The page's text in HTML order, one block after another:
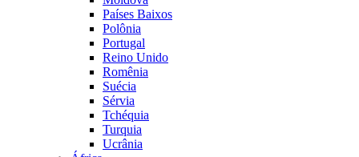
Países Baixos
Polônia
Portugal
Reino Unido
Romênia
Suécia
Sérvia
Tchéquia
Turquia
Ucrânia